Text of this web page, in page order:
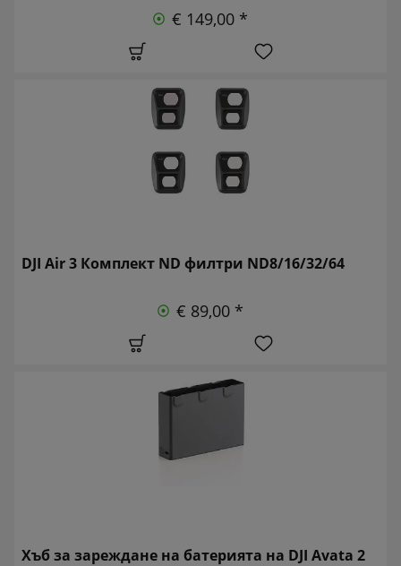
€ 149,00 *
DJI Air 3 Комплект ND филтри ND8/16/32/64
€ 89,00 *
Хъб за зареждане на батерията на DJI Avata 2